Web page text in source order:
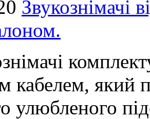
Звукознімачі
кабелем, який
улюбленого